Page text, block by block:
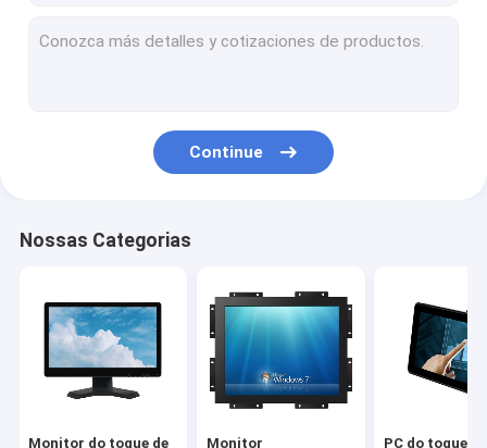
PC do toque de AIO
Monitores de exposição industriais
Monitor do toque da SERRA
Continue
Nossas Categorias
Monitor do toque de Monitor PC do toque